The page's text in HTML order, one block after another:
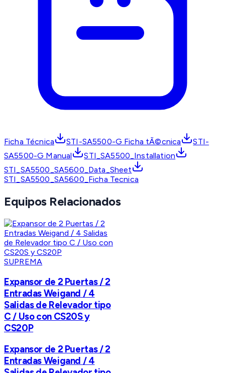
Ficha Técnica STI-SA5500-G Ficha tÃ©cnica
STI-
SA5500-G Manual
STI_SA5500_Installation
STI_SA5500_SA5600_Data_Sheet
STI_SA5500_SA5600_Ficha Tecnica
Equipos Relacionados
SUPREMA
Expansor de 2 Puertas / 2
Entradas Weigand / 4
Salidas de Relevador tipo
C / Uso con CS20S y
CS20P
Expansor de 2 Puertas / 2
Entradas Weigand / 4